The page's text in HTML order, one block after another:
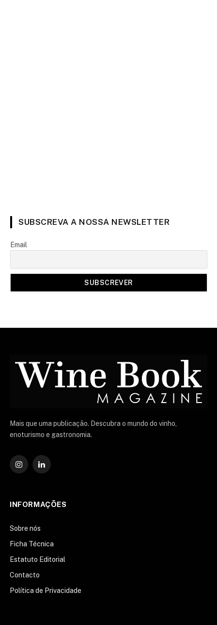
SUBSCREVA A NOSSA NEWSLETTER
Email
Mais que uma publicação. Descubra o mundo do vinho,
enoturismo e gastronomia.
Instagram
O
INFORMAÇÕES
Sobre nós
Ficha Técnica
Estatuto Editorial
Contacto
Política de Privacidade